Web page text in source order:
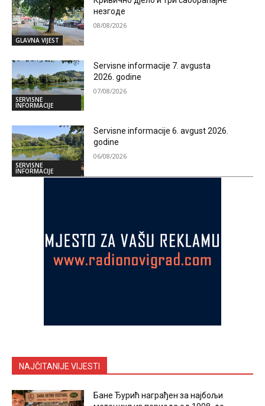
GLAVNA VIJEST
незгоде
08/08/2026
SERVISNE
INFORMACIJE
Servisne informacije 7. avgusta
2026. godine
07/08/2026
SERVISNE
INFORMACIJE
Servisne informacije 6. avgust 2026.
godine
06/08/2026
NAJČITANIJE VIJESTI
Бане Ђурић награђен за најбољи